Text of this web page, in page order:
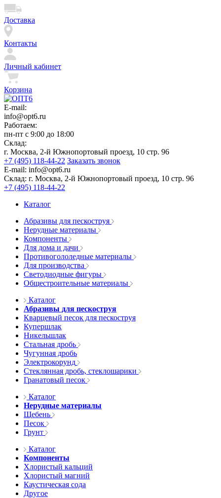
Доставка
Контакты
Личный кабинет
Корзина
E-mail:
info@opt6.ru
Работаем:
пн-пт с 9:00 до 18:00
Склад:
г. Москва, 2-й Южнопортовый проезд, 10 стр. 96
+7 (495) 118-44-22 Заказать звонок
E-mail: info@opt6.ru
Склад: г. Москва, 2-й Южнопортовый проезд, 10 стр. 96
+7 (495) 118-44-22
Каталог
Абразивы для пескоструя
Нерудные материалы
Компоненты
Для дома и дачи
Противогололедные материалы
Для производства
Светодиодные фигуры
Общестроительные материалы
Каталог
Абразивы для пескоструя
Кварцевый песок для пескоструя
Купершлак
Никельшлак
Стальная дробь
Чугунная дробь
Электрокорунд
Стеклянная дробь, стеклошарики
Гранатовый песок
Каталог
Нерудные материалы
Щебень
Песок
Грунт
Каталог
Компоненты
Хлористый кальций
Хлористый магний
Каустическая сода
Другое